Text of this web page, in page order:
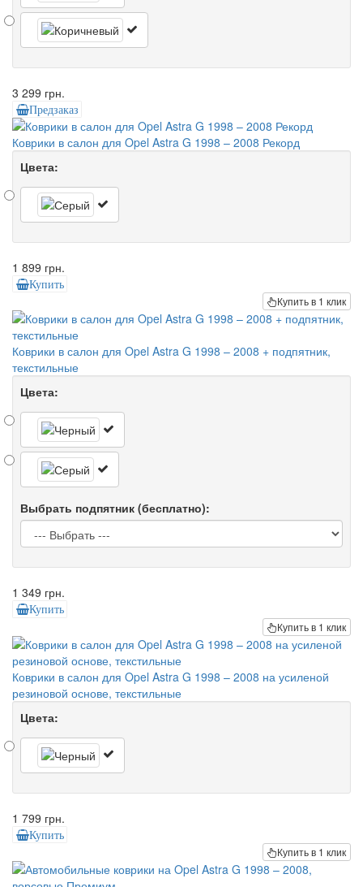
3 299 грн.
Предзаказ
Коврики в салон для Opel Astra G 1998 – 2008 Рекорд
Цвета:
1 899 грн.
Купить
Купить в 1 клик
Коврики в салон для Opel Astra G 1998 – 2008 + подпятник,
текстильные
Цвета:
Выбрать подпятник (бесплатно):
1 349 грн.
Купить
Купить в 1 клик
Коврики в салон для Opel Astra G 1998 – 2008 на усиленой
резиновой основе, текстильные
Цвета:
1 799 грн.
Купить
Купить в 1 клик